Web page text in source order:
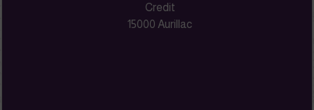
Credit
15000 Aurillac